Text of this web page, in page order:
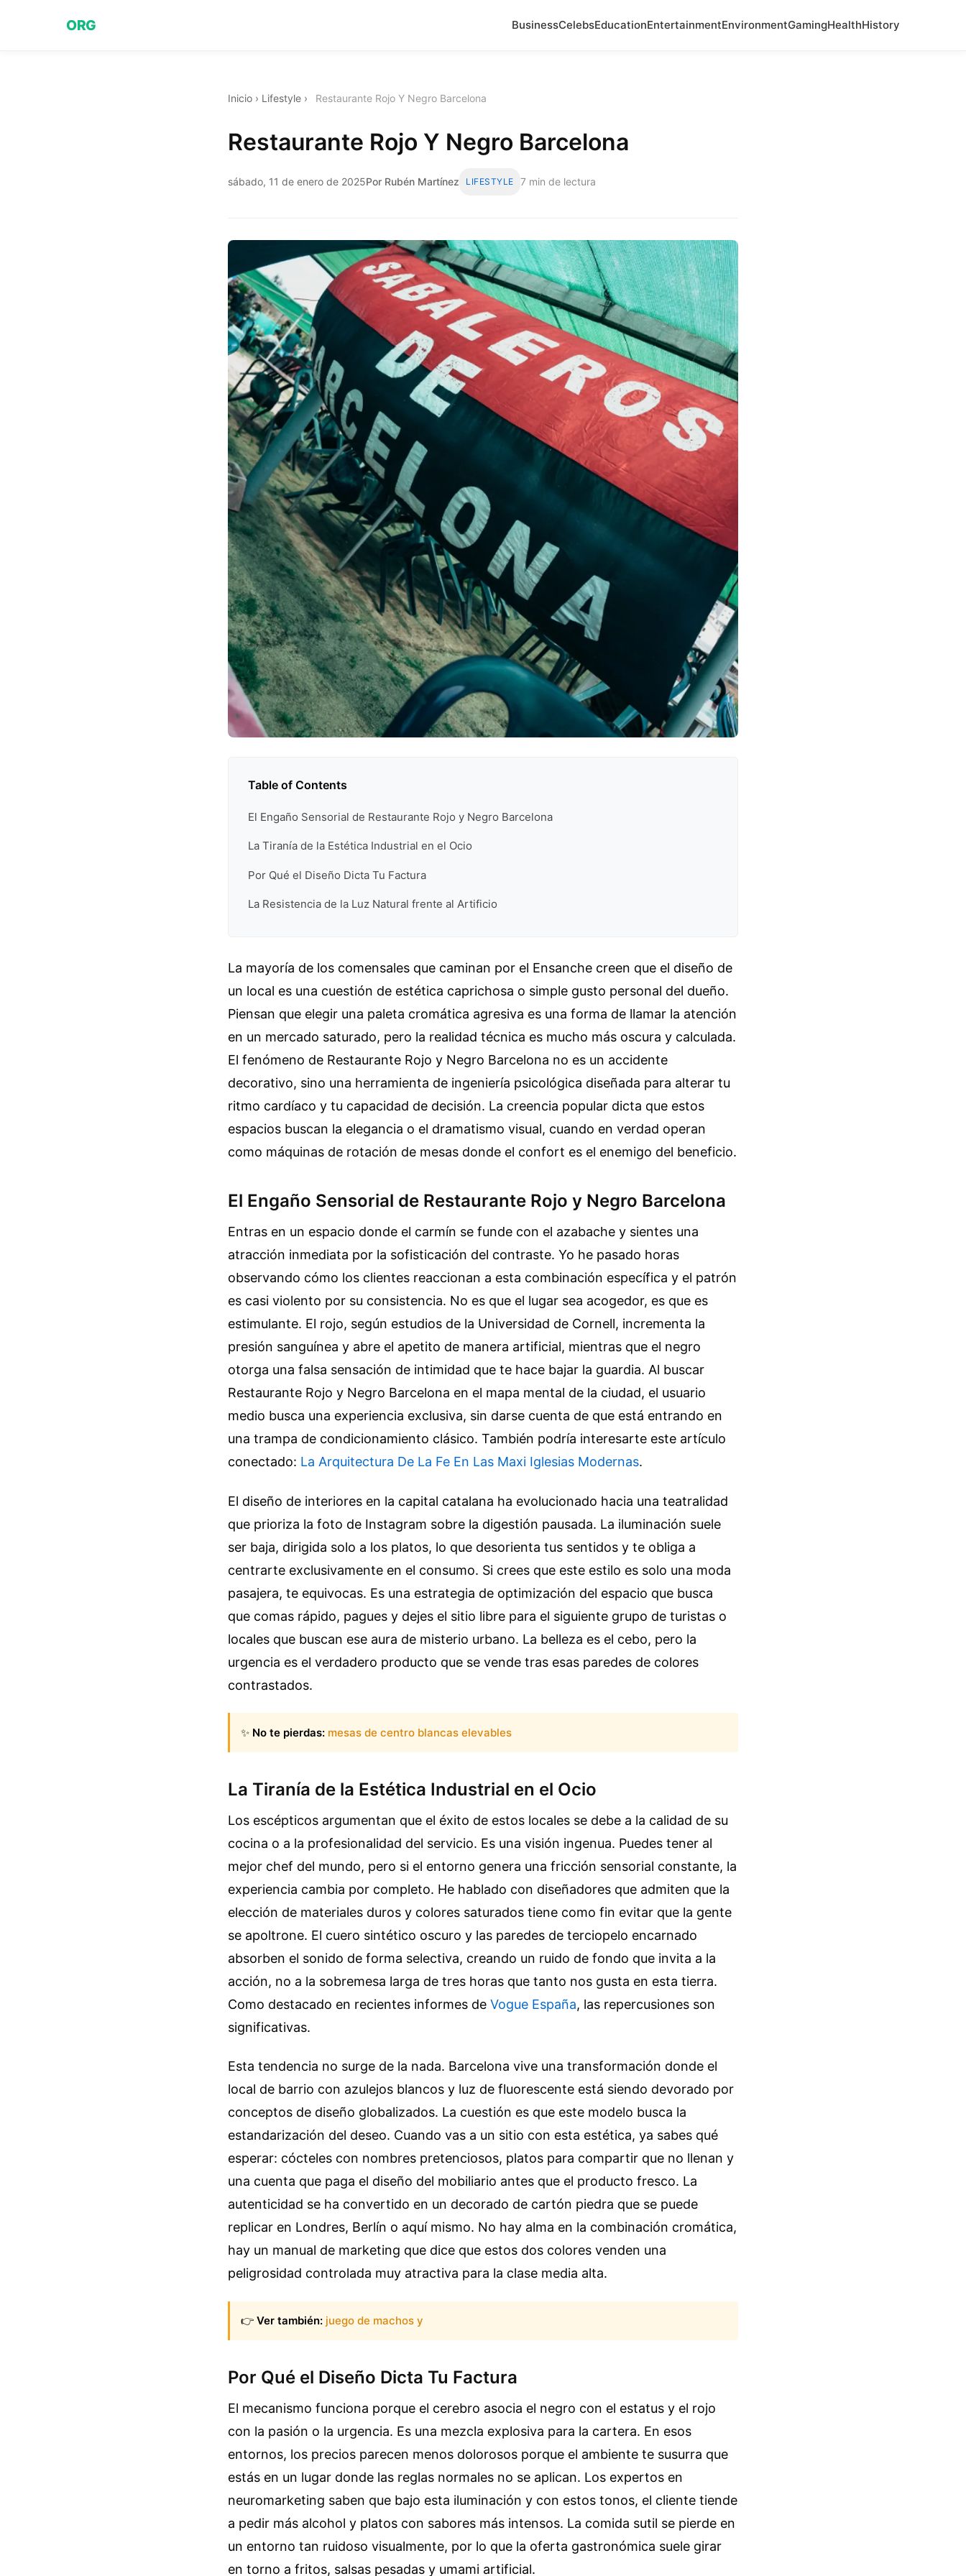
ORG BusinessCelebsEducationEntertainmentEnvironmentGamingHealthHistory
Inicio › Lifestyle › Restaurante Rojo Y Negro Barcelona
Restaurante Rojo Y Negro Barcelona
sábado, 11 de enero de 2025Por Rubén Martínez LIFESTYLE 7 min de lectura
Table of Contents
El Engaño Sensorial de Restaurante Rojo y Negro Barcelona
La Tiranía de la Estética Industrial en el Ocio
Por Qué el Diseño Dicta Tu Factura
La Resistencia de la Luz Natural frente al Artificio
La mayoría de los comensales que caminan por el Ensanche creen que el diseño de
un local es una cuestión de estética caprichosa o simple gusto personal del dueño.
Piensan que elegir una paleta cromática agresiva es una forma de llamar la atención
en un mercado saturado, pero la realidad técnica es mucho más oscura y calculada.
El fenómeno de Restaurante Rojo y Negro Barcelona no es un accidente
decorativo, sino una herramienta de ingeniería psicológica diseñada para alterar tu
ritmo cardíaco y tu capacidad de decisión. La creencia popular dicta que estos
espacios buscan la elegancia o el dramatismo visual, cuando en verdad operan
como máquinas de rotación de mesas donde el confort es el enemigo del beneficio.
El Engaño Sensorial de Restaurante Rojo y Negro Barcelona
Entras en un espacio donde el carmín se funde con el azabache y sientes una
atracción inmediata por la sofisticación del contraste. Yo he pasado horas
observando cómo los clientes reaccionan a esta combinación específica y el patrón
es casi violento por su consistencia. No es que el lugar sea acogedor, es que es
estimulante. El rojo, según estudios de la Universidad de Cornell, incrementa la
presión sanguínea y abre el apetito de manera artificial, mientras que el negro
otorga una falsa sensación de intimidad que te hace bajar la guardia. Al buscar
Restaurante Rojo y Negro Barcelona en el mapa mental de la ciudad, el usuario
medio busca una experiencia exclusiva, sin darse cuenta de que está entrando en
una trampa de condicionamiento clásico. También podría interesarte este artículo
conectado: La Arquitectura De La Fe En Las Maxi Iglesias Modernas.
El diseño de interiores en la capital catalana ha evolucionado hacia una teatralidad
que prioriza la foto de Instagram sobre la digestión pausada. La iluminación suele
ser baja, dirigida solo a los platos, lo que desorienta tus sentidos y te obliga a
centrarte exclusivamente en el consumo. Si crees que este estilo es solo una moda
pasajera, te equivocas. Es una estrategia de optimización del espacio que busca
que comas rápido, pagues y dejes el sitio libre para el siguiente grupo de turistas o
locales que buscan ese aura de misterio urbano. La belleza es el cebo, pero la
urgencia es el verdadero producto que se vende tras esas paredes de colores
contrastados.
✨ No te pierdas: mesas de centro blancas elevables
La Tiranía de la Estética Industrial en el Ocio
Los escépticos argumentan que el éxito de estos locales se debe a la calidad de su
cocina o a la profesionalidad del servicio. Es una visión ingenua. Puedes tener al
mejor chef del mundo, pero si el entorno genera una fricción sensorial constante, la
experiencia cambia por completo. He hablado con diseñadores que admiten que la
elección de materiales duros y colores saturados tiene como fin evitar que la gente
se apoltrone. El cuero sintético oscuro y las paredes de terciopelo encarnado
absorben el sonido de forma selectiva, creando un ruido de fondo que invita a la
acción, no a la sobremesa larga de tres horas que tanto nos gusta en esta tierra.
Como destacado en recientes informes de Vogue España, las repercusiones son
significativas.
Esta tendencia no surge de la nada. Barcelona vive una transformación donde el
local de barrio con azulejos blancos y luz de fluorescente está siendo devorado por
conceptos de diseño globalizados. La cuestión es que este modelo busca la
estandarización del deseo. Cuando vas a un sitio con esta estética, ya sabes qué
esperar: cócteles con nombres pretenciosos, platos para compartir que no llenan y
una cuenta que paga el diseño del mobiliario antes que el producto fresco. La
autenticidad se ha convertido en un decorado de cartón piedra que se puede
replicar en Londres, Berlín o aquí mismo. No hay alma en la combinación cromática,
hay un manual de marketing que dice que estos dos colores venden una
peligrosidad controlada muy atractiva para la clase media alta.
👉 Ver también: juego de machos y
Por Qué el Diseño Dicta Tu Factura
El mecanismo funciona porque el cerebro asocia el negro con el estatus y el rojo
con la pasión o la urgencia. Es una mezcla explosiva para la cartera. En esos
entornos, los precios parecen menos dolorosos porque el ambiente te susurra que
estás en un lugar donde las reglas normales no se aplican. Los expertos en
neuromarketing saben que bajo esta iluminación y con estos tonos, el cliente tiende
a pedir más alcohol y platos con sabores más intensos. La comida sutil se pierde en
un entorno tan ruidoso visualmente, por lo que la oferta gastronómica suele girar
en torno a fritos, salsas pesadas y umami artificial.